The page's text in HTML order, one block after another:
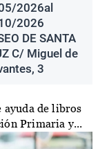
2026al
2026
DE SANTA
C/ Miguel de
3
ayuda de libros
Primaria y...